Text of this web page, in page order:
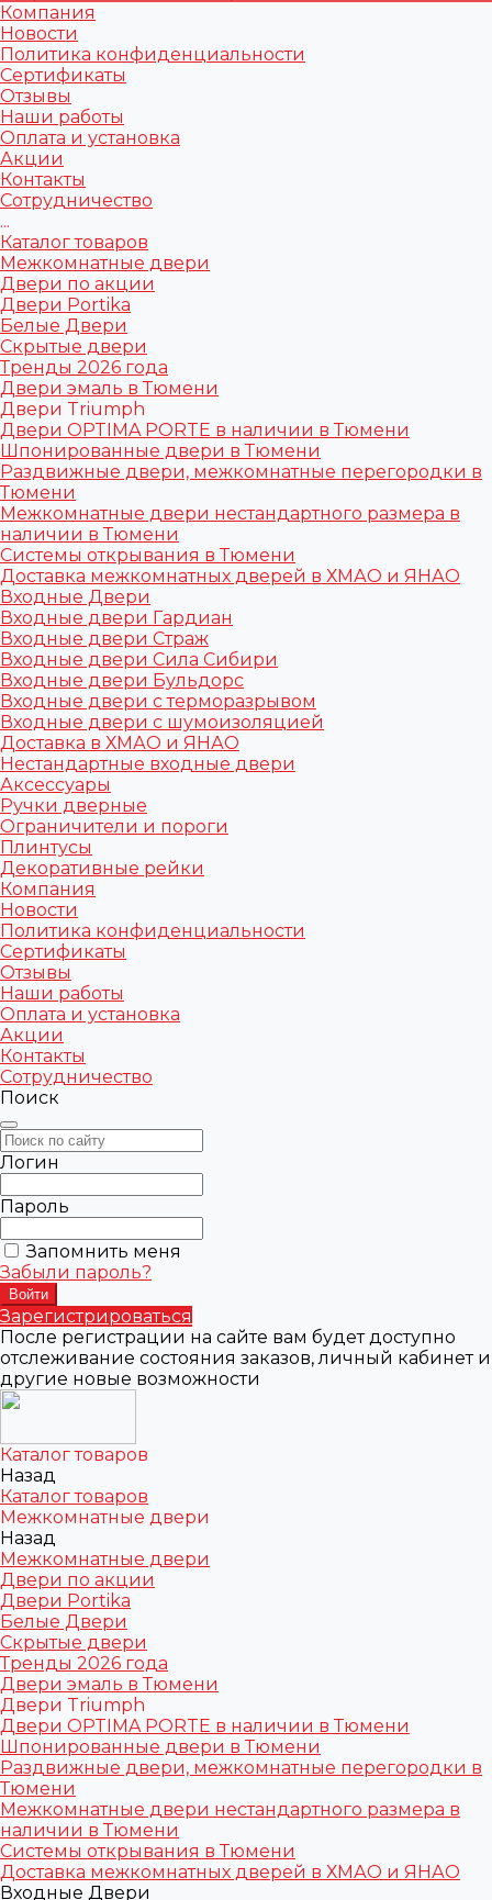
Компания
Новости
Политика конфиденциальности
Сертификаты
Отзывы
Наши работы
Оплата и установка
Акции
Контакты
Сотрудничество
...
Каталог товаров
Межкомнатные двери
Двери по акции
Двери Portika
Белые Двери
Скрытые двери
Тренды 2026 года
Двери эмаль в Тюмени
Двери Triumph
Двери OPTIMA PORTE в наличии в Тюмени
Шпонированные двери в Тюмени
Раздвижные двери, межкомнатные перегородки в
Тюмени
Межкомнатные двери нестандартного размера в
наличии в Тюмени
Системы открывания в Тюмени
Доставка межкомнатных дверей в ХМАО и ЯНАО
Входные Двери
Входные двери Гардиан
Входные двери Страж
Входные двери Сила Сибири
Входные двери Бульдорс
Входные двери с терморазрывом
Входные двери с шумоизоляцией
Доставка в ХМАО и ЯНАО
Нестандартные входные двери
Аксессуары
Ручки дверные
Ограничители и пороги
Плинтусы
Декоративные рейки
Компания
Новости
Политика конфиденциальности
Сертификаты
Отзывы
Наши работы
Оплата и установка
Акции
Контакты
Сотрудничество
Поиск
Логин
Пароль
Запомнить меня
Забыли пароль?
Зарегистрироваться
После регистрации на сайте вам будет доступно
отслеживание состояния заказов, личный кабинет и
другие новые возможности
Каталог товаров
Назад
Каталог товаров
Межкомнатные двери
Назад
Межкомнатные двери
Двери по акции
Двери Portika
Белые Двери
Скрытые двери
Тренды 2026 года
Двери эмаль в Тюмени
Двери Triumph
Двери OPTIMA PORTE в наличии в Тюмени
Шпонированные двери в Тюмени
Раздвижные двери, межкомнатные перегородки в
Тюмени
Межкомнатные двери нестандартного размера в
наличии в Тюмени
Системы открывания в Тюмени
Доставка межкомнатных дверей в ХМАО и ЯНАО
Входные Двери